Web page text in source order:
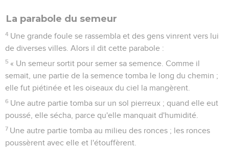
La parabole du semeur
4 Une grande foule se rassembla et des gens vinrent vers lui
de diverses villes. Alors il dit cette parabole :
5 « Un semeur sortit pour semer sa semence. Comme il
semait, une partie de la semence tomba le long du chemin ;
elle fut piétinée et les oiseaux du ciel la mangèrent.
6 Une autre partie tomba sur un sol pierreux ; quand elle eut
poussé, elle sécha, parce qu'elle manquait d'humidité.
7 Une autre partie tomba au milieu des ronces ; les ronces
poussèrent avec elle et l'étouffèrent.